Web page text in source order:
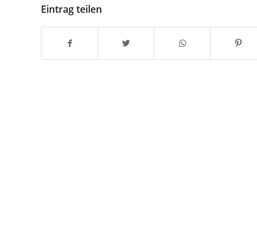
Eintrag teilen